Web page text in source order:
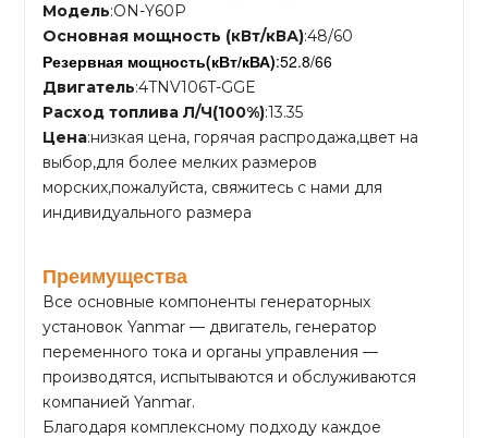
Модель:ON-Y60P
Основная мощность (кВт/кВА):48/60
Резервная мощность(кВт/кВА):52.8/66
Двигатель:4TNV106T-GGE
Расход топлива Л/Ч(100%):13.35
Цена:низкая цена, горячая распродажа,цвет на
выбор,для более мелких размеров
морских,пожалуйста, свяжитесь с нами для
индивидуального размера
Преимущества
Все основные компоненты генераторных
установок Yanmar — двигатель, генератор
переменного тока и органы управления —
производятся, испытываются и обслуживаются
компанией Yanmar.
Благодаря комплексному подходу каждое